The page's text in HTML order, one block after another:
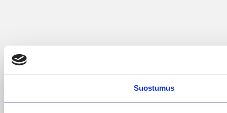
Suostumus